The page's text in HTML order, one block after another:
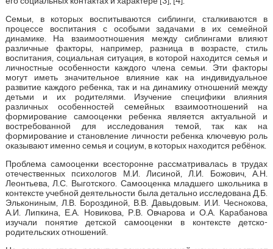
Семьи, в которых воспитываются сиблинги, сталкиваются в
процессе воспитания с особыми задачами в их семейной
динамике. На взаимоотношения между сиблингами влияют
различные факторы, например, разница в возрасте, стиль
воспитания, социальная ситуация, в которой находится семья и
личностные особенности каждого члена семьи. Эти факторы
могут иметь значительное влияние как на индивидуальное
развитие каждого ребенка, так и на динамику отношений между
детьми и их родителями. Изучение специфики влияния
различных особенностей семейных взаимоотношений на
формирование самооценки ребенка является актуальной и
востребованной для исследования темой, так как на
формирование и становление личности ребенка ключевую роль
оказывают именно семья и социум, в которых находится ребёнок.
Проблема самооценки всесторонне рассматривалась в трудах
отечественных психологов М.И. Лисиной, Л.И. Божович, А.Н.
Леонтьева, Л.С. Выготского. Самооценка младшего школьника в
контексте учебной деятельности была детально исследована Д.Б.
Элькониным, Л.В. Бороздиной, В.В. Давыдовым. И.И. Чеснокова,
А.И. Липкина, Е.А. Новикова, Р.В. Овчарова и О.А. Карабанова
изучали понятие детской самооценки в контексте детско-
родительских отношений.